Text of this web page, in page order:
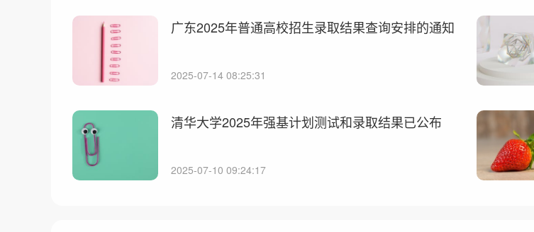
广东2025年普通高校招生录取结果查询安排的通知
2025-07-14 08:25:31
清华大学2025年强基计划测试和录取结果已公布
2025-07-10 09:24:17